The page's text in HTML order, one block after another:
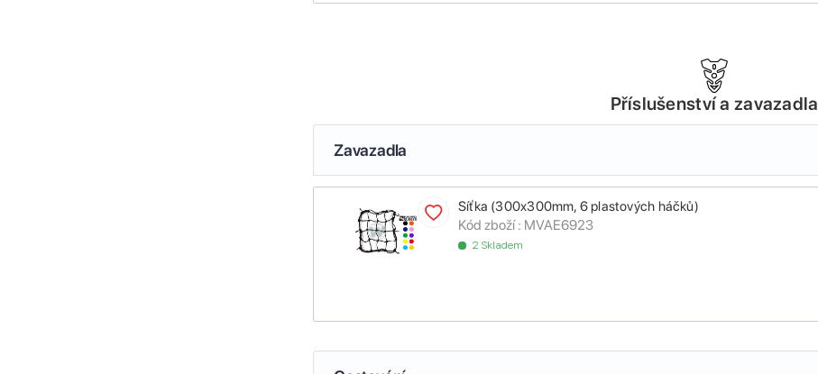
Příslušenství a zavazadla
Zavazadla
Síťka (300x300mm, 6 plastových háčků)
Kód zboží : MVAE6923
2 Skladem